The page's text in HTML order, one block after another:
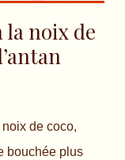
la noix de
de coco,
bouchée plus